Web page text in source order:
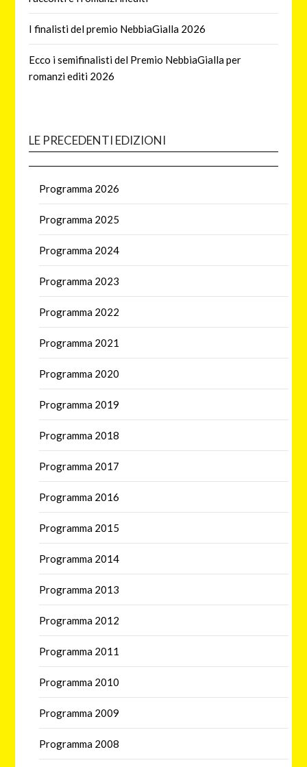
I finalisti del premio NebbiaGialla 2026
Ecco i semifinalisti del Premio NebbiaGialla per
romanzi editi 2026
LE PRECEDENTI EDIZIONI
Programma 2026
Programma 2025
Programma 2024
Programma 2023
Programma 2022
Programma 2021
Programma 2020
Programma 2019
Programma 2018
Programma 2017
Programma 2016
Programma 2015
Programma 2014
Programma 2013
Programma 2012
Programma 2011
Programma 2010
Programma 2009
Programma 2008